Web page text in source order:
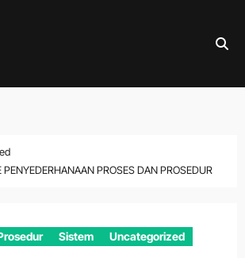
PROSES DAN PROSEDUR
Sistem Uncategorized